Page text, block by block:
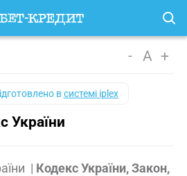
- A +
всистемі iplex
України
| Кодекс України, Закон,